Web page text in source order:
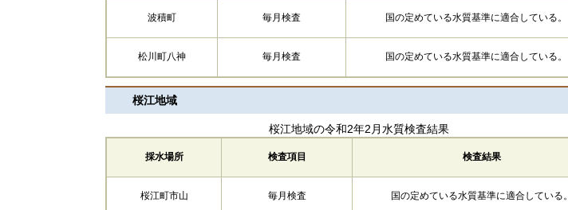
波積町 毎月検査 国の定めている水質基準に適合している。
松川町八神 毎月検査 国の定めている水質基準に適合している。
桜江地域
桜江地域の令和2年2月水質検査結果
採水場所 検査項目 検査結果
桜江町市山 毎月検査 国の定めている水質基準に適合している。